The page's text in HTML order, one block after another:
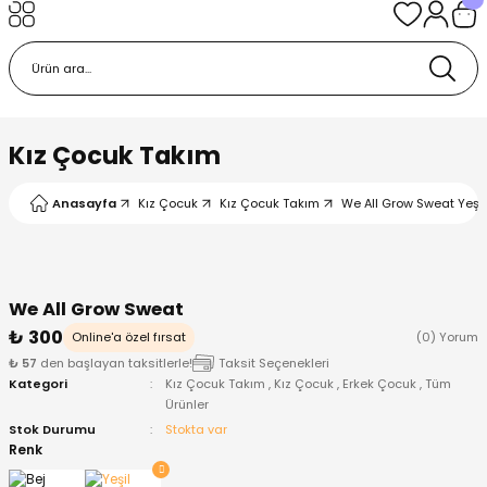
Kız Çocuk Takım
Anasayfa Kız Çocuk Kız Çocuk Takım We All Grow Sweat
We All Grow Sweat
₺ 300
Online'a özel fırsat
(0) Yorum
₺ 57 den başlayan taksitlerle!
Taksit Seçenekleri
Kategori
Kız Çocuk Takım , Kız Çocuk , Erkek Çocuk ,Tüm
Ürünler
Stok Durumu
Stokta var
Renk
Body
Bere ve Eldiven
Body
ve Patik
Çıkışı ve Zıbın Seti
Ürünleri